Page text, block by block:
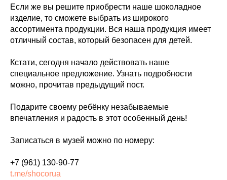
Если же вы решите приобрести наше шоколадное
изделие, то сможете выбрать из широкого
ассортимента продукции. Вся наша продукция имеет
отличный состав, который безопасен для детей.
Кстати, сегодня начало действовать наше
специальное предложение. Узнать подробности
можно, прочитав предыдущий пост.
Подарите своему ребёнку незабываемые
впечатления и радость в этот особенный день!
Записаться в музей можно по номеру:
+7 (961) 130-90-77
t.me/shocorua